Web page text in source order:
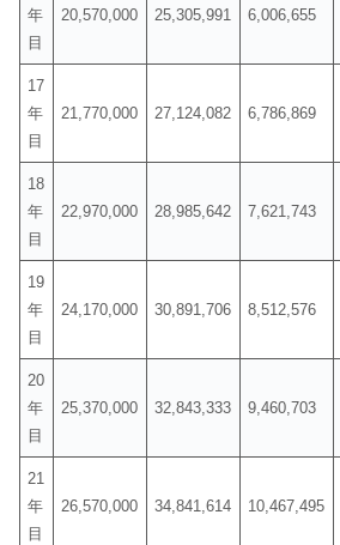
年
目
20,570,000 25,305,991 6,006,655
17
年
目
21,770,000 27,124,082 6,786,869
18
年
目
22,970,000 28,985,642 7,621,743
19
年
目
24,170,000 30,891,706 8,512,576
20
年
目
25,370,000 32,843,333 9,460,703
21
年
目
26,570,000 34,841,614 10,467,495